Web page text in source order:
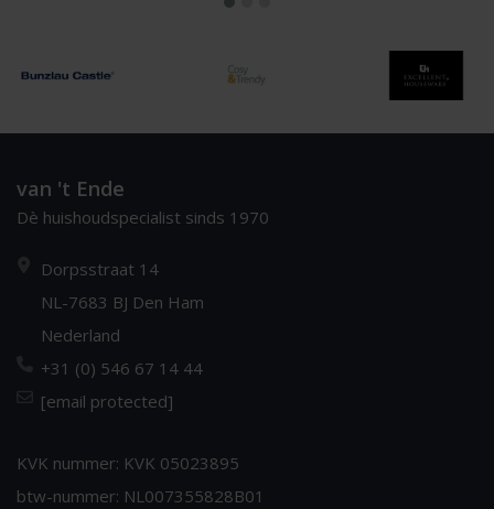
van 't Ende
Dè huishoudspecialist sinds 1970
Dorpsstraat 14
NL-7683 BJ Den Ham
Nederland
+31 (0) 546 67 14 44
[email protected]
KVK nummer: KVK 05023895
btw-nummer: NL007355828B01